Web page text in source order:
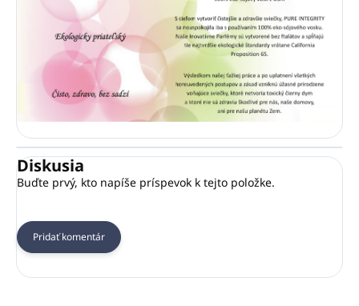
Diskusia
Buďte prvý, kto napíše príspevok k tejto položke.
Pridať komentár